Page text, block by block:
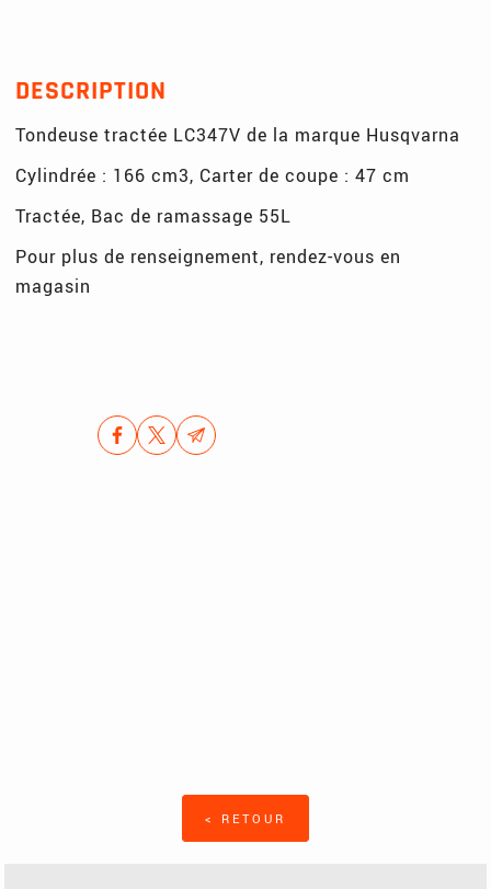
DESCRIPTION
Tondeuse tractée LC347V de la marque Husqvarna
Cylindrée : 166 cm3, Carter de coupe : 47 cm
Tractée, Bac de ramassage 55L
Pour plus de renseignement, rendez-vous en
magasin
< RETOUR